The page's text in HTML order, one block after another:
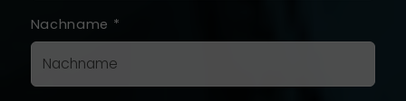
Nachname *